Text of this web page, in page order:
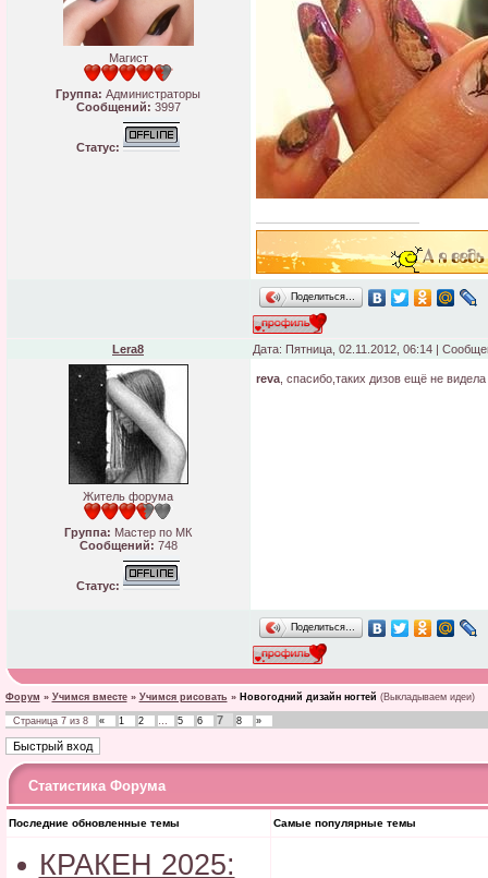
Магист
Группа: Администраторы
Сообщений: 3997
Статус:
Поделиться…
Lera8 Дата: Пятница, 02.11.2012, 06:14 |
Житель форума
Группа: Мастер по МК
Сообщений: 748
Статус:
reva, спасибо,таких дизов ещё не видела
Поделиться…
Форум » Учимся вместе » Учимся рисовать » Новогодний дизайн ногтей (Выкладываем идеи)
Страница 7из 8 « 1 2 … 5 6 7 8 »
Статистика Форума
Последние обновленные темы Самые популярные темы
КРАКЕН 2025: